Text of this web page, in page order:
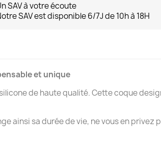
SAV à votre écoute
SAV est disponible 6/7J de 10h à 18H
et unique
de haute qualité. Cette coque
ainsi sa durée de vie, ne vous en privez